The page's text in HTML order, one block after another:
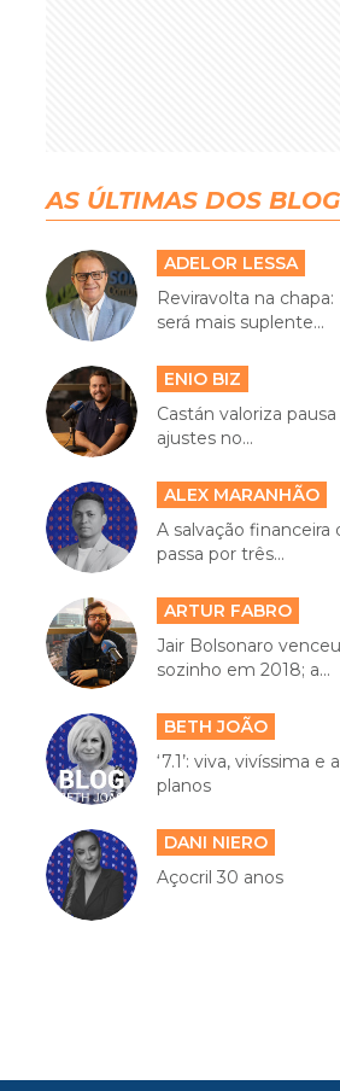
AS ÚLTIMAS DOS
ADELOR LESSA
Reviravolta na
será mais suplente...
ENIO BIZ
Castán valoriza
ajustes no...
ALEX MARANHÃO
A salvação financeira
passa por três...
ARTUR FABRO
Jair Bolsonaro
sozinho em 2018; a...
BETH JOÃO
‘7.1’: viva, vivíssima e
planos
DANI NIERO
Açocril 30 anos